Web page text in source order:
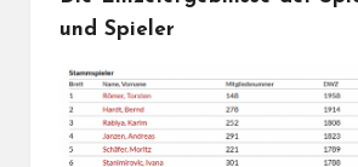
und Spieler